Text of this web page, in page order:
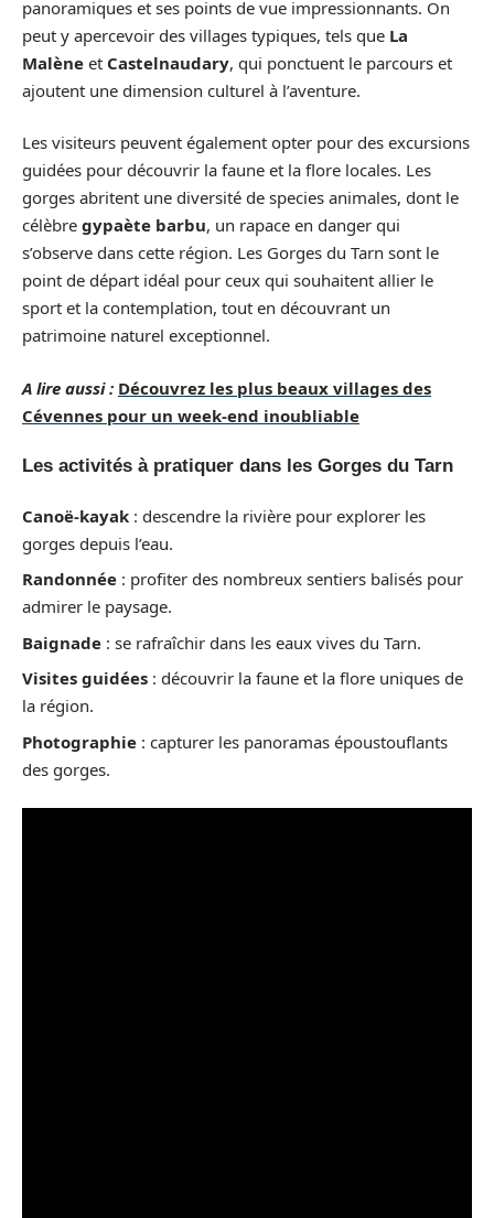
panoramiques et ses points de vue impressionnants. On
peut y apercevoir des villages typiques, tels que La
Malène et Castelnaudary, qui ponctuent le parcours et
ajoutent une dimension culturel à l’aventure.
Les visiteurs peuvent également opter pour des excursions
guidées pour découvrir la faune et la flore locales. Les
gorges abritent une diversité de species animales, dont le
célèbre gypaète barbu, un rapace en danger qui
s’observe dans cette région. Les Gorges du Tarn sont le
point de départ idéal pour ceux qui souhaitent allier le
sport et la contemplation, tout en découvrant un
patrimoine naturel exceptionnel.
A lire aussi : Découvrez les plus beaux villages des
Cévennes pour un week-end inoubliable
Les activités à pratiquer dans les Gorges du Tarn
Canoë-kayak : descendre la rivière pour explorer les
gorges depuis l’eau.
Randonnée : profiter des nombreux sentiers balisés pour
admirer le paysage.
Baignade : se rafraîchir dans les eaux vives du Tarn.
Visites guidées : découvrir la faune et la flore uniques de
la région.
Photographie : capturer les panoramas époustouflants
des gorges.